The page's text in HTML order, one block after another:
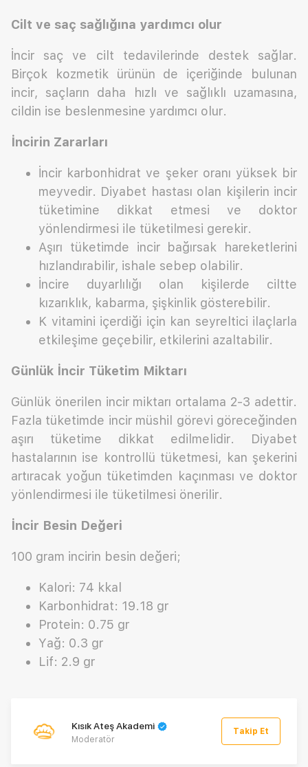
Cilt ve saç sağlığına yardımcı olur
İncir saç ve cilt tedavilerinde destek sağlar.
Birçok kozmetik ürünün de içeriğinde bulunan
incir, saçların daha hızlı ve sağlıklı uzamasına,
cildin ise beslenmesine yardımcı olur.
İncirin Zararları
İncir karbonhidrat ve şeker oranı yüksek bir
meyvedir. Diyabet hastası olan kişilerin incir
tüketimine dikkat etmesi ve doktor
yönlendirmesi ile tüketilmesi gerekir.
Aşırı tüketimde incir bağırsak hareketlerini
hızlandırabilir, ishale sebep olabilir.
İncire duyarlılığı olan kişilerde ciltte
kızarıklık, kabarma, şişkinlik gösterebilir.
K vitamini içerdiği için kan seyreltici ilaçlarla
etkileşime geçebilir, etkilerini azaltabilir.
Günlük İncir Tüketim Miktarı
Günlük önerilen incir miktarı ortalama 2-3 adettir.
Fazla tüketimde incir müshil görevi göreceğinden
aşırı tüketime dikkat edilmelidir. Diyabet
hastalarının ise kontrollü tüketmesi, kan şekerini
artıracak yoğun tüketimden kaçınması ve doktor
yönlendirmesi ile tüketilmesi önerilir.
İncir Besin Değeri
100 gram incirin besin değeri;
Kalori: 74 kkal
Karbonhidrat: 19.18 gr
Protein: 0.75 gr
Yağ: 0.3 gr
Lif: 2.9 gr
Kısık Ateş Akademi
Moderatör
Takip Et